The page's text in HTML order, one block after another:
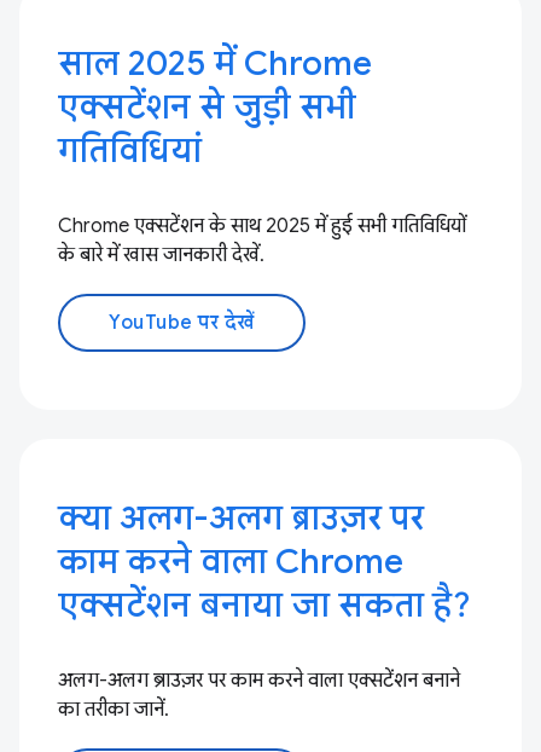
साल 2025 में Chrome
एक्सटेंशन से जुड़ी सभी
गतिविधियां
Chrome एक्सटेंशन के साथ 2025 में हुई सभी गतिविधियों
के बारे में खास जानकारी देखें.
YouTube पर देखें
क्या अलग-अलग ब्राउज़र पर
काम करने वाला Chrome
एक्सटेंशन बनाया जा सकता है?
अलग-अलग ब्राउज़र पर काम करने वाला एक्सटेंशन बनाने
का तरीका जानें.